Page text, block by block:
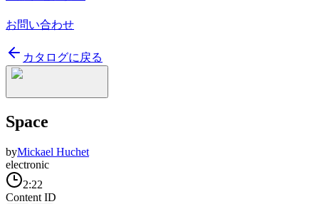
お問い合わせ
カタログに戻る
Space
byMickael Huchet
electronic
2:22
Content ID